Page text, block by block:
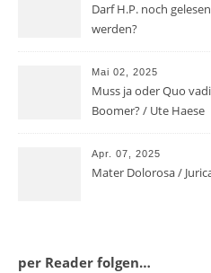
Darf H.P. noch gelesen
werden?
Mai 02, 2025
Muss ja oder Quo
Boomer? / Ute Haese
Apr. 07, 2025
Mater Dolorosa /
per Reader folgen…